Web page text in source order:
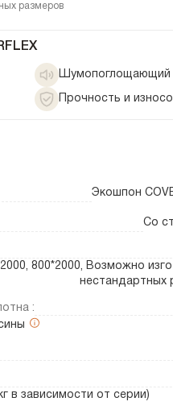
размеров
Шумопоглощающий
Прочность и
Экошпон
Со
800*2000, Возможно
нестандартных
:
в зависимости от серии)